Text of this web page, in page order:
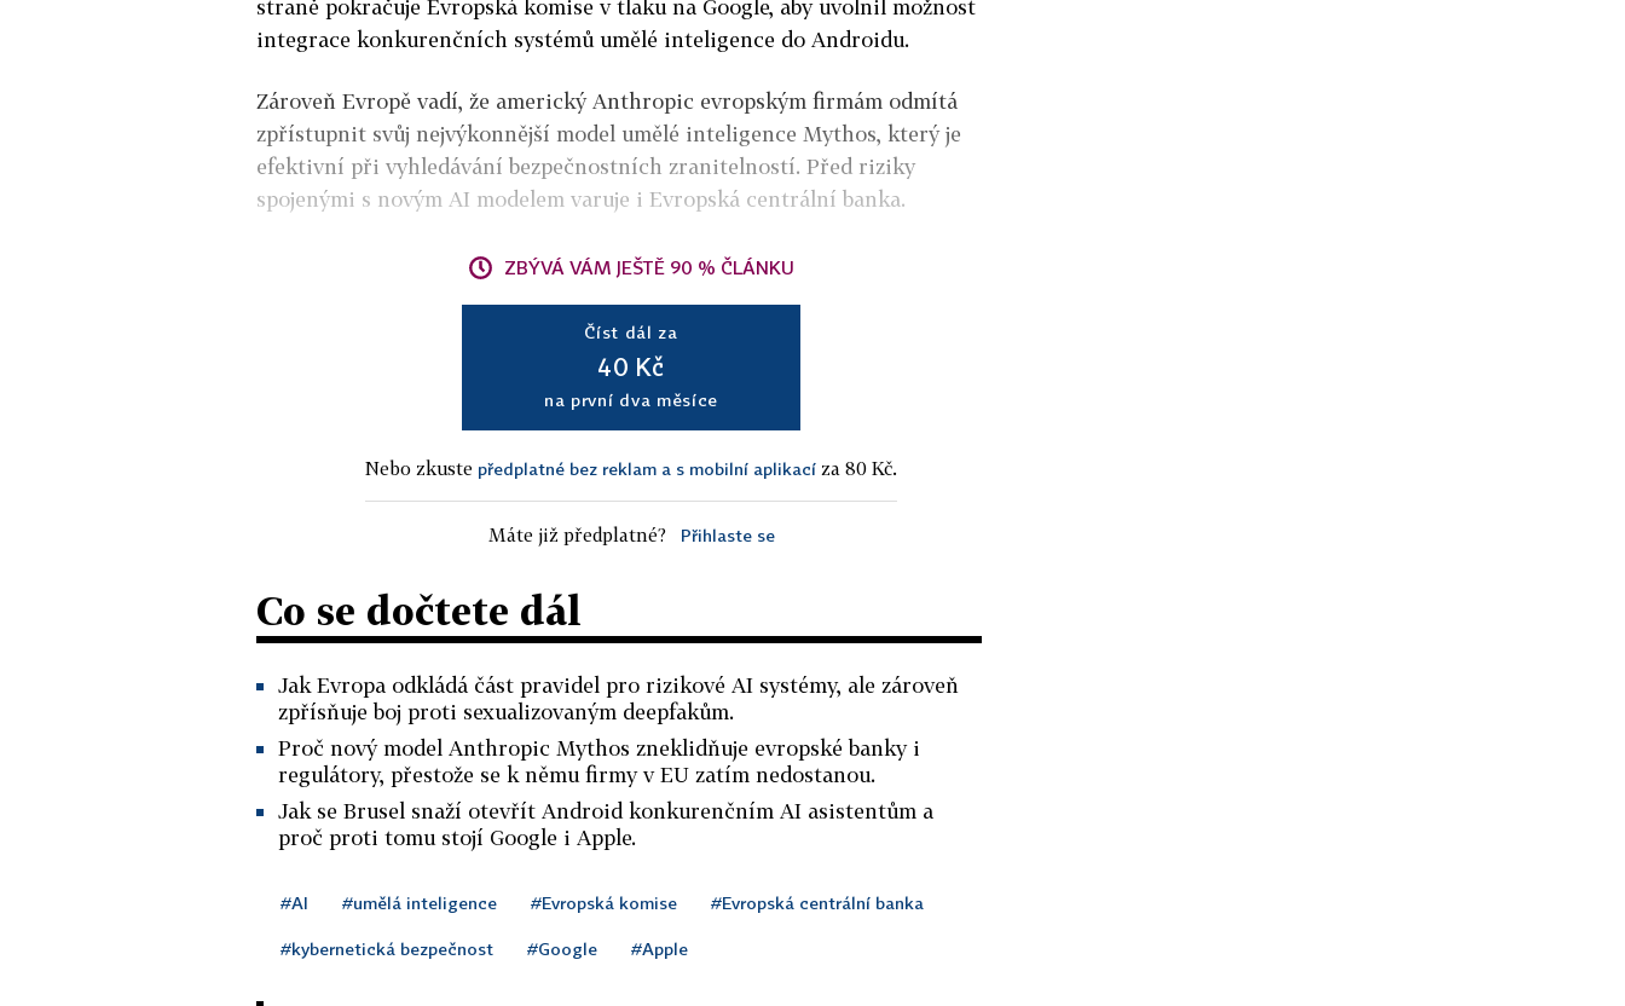
straně pokračuje Evropská komise v tlaku na Google, aby uvolnil možnost
integrace konkurenčních systémů umělé inteligence do Androidu.
Zároveň Evropě vadí, že americký Anthropic evropským firmám odmítá
zpřístupnit svůj nejvýkonnější model umělé inteligence Mythos, který je
efektivní při vyhledávání bezpečnostních zranitelností. Před riziky
spojenými s novým AI modelem varuje i Evropská centrální banka.
ZBÝVÁ VÁM JEŠTĚ 90 % ČLÁNKU
Číst dál za
40 Kč
na první dva měsíce
Nebo zkuste předplatné bez reklam a s mobilní aplikací za 80 Kč.
Máte již předplatné? Přihlaste se
Co se dočtete dál
Jak Evropa odkládá část pravidel pro rizikové AI systémy, ale zároveň
zpřísňuje boj proti sexualizovaným deepfakům.
Proč nový model Anthropic Mythos zneklidňuje evropské banky i
regulátory, přestože se k němu firmy v EU zatím nedostanou.
Jak se Brusel snaží otevřít Android konkurenčním AI asistentům a
proč proti tomu stojí Google i Apple.
#AI #umělá inteligence #Evropská komise #Evropská centrální banka
#kybernetická bezpečnost #Google #Apple